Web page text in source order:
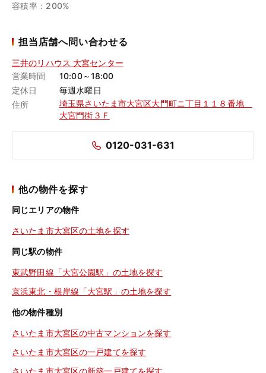
容積率：200%
担当店舗へ問い合わせる
三井のリハウス 大宮センター
営業時間
10:00～18:00
定休日
毎週水曜日
住所
埼玉県さいたま市大宮区大門町ニ丁目１１８番地
大宮門街３Ｆ
0120-031-631
他の物件を探す
同じエリアの物件
さいたま市大宮区の土地を探す
同じ駅の物件
東武野田線「大宮公園駅」の土地を探す
京浜東北・根岸線「大宮駅」の土地を探す
他の物件種別
さいたま市大宮区の中古マンションを探す
さいたま市大宮区の一戸建てを探す
さいたま市大宮区の新築一戸建てを探す